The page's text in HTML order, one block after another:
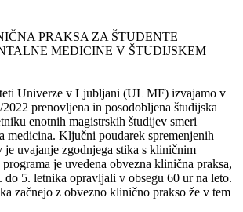
PRAKSA ZA ŠTUDENTE
MEDICINE V ŠTUDIJSKEM
Univerze v Ljubljani (UL MF) izvajamo v
prenovljena in posodobljena študijska
enotnih magistrskih študijev smeri
medicina. Ključni poudarek spremenjenih
je uvajanje zgodnjega stika s kliničnim
je uvedena obvezna klinična praksa,
do 5. letnika opravljali v obsegu 60 ur na leto.
začnejo z obvezno klinično prakso že v tem